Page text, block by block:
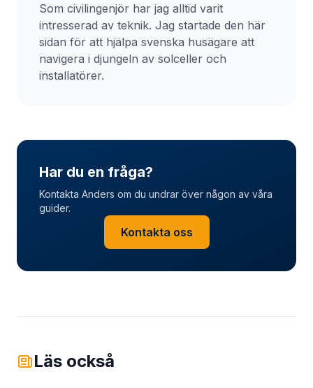
Som civilingenjör har jag alltid varit
intresserad av teknik. Jag startade den här
sidan för att hjälpa svenska husägare att
navigera i djungeln av solceller och
installatörer.
Har du en fråga?
Kontakta Anders om du undrar över någon av våra
guider.
Kontakta oss
Läs också